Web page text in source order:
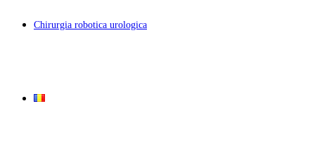
Chirurgia robotica urologica